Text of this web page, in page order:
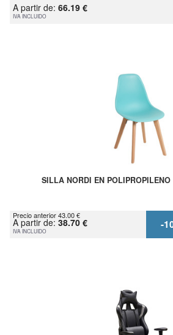
A partir de: 66.19 €
IVA INCLUIDO
SILLA NORDI EN
Precio anterior 43.00 €
A partir de: 38.70 €
IVA INCLUIDO -